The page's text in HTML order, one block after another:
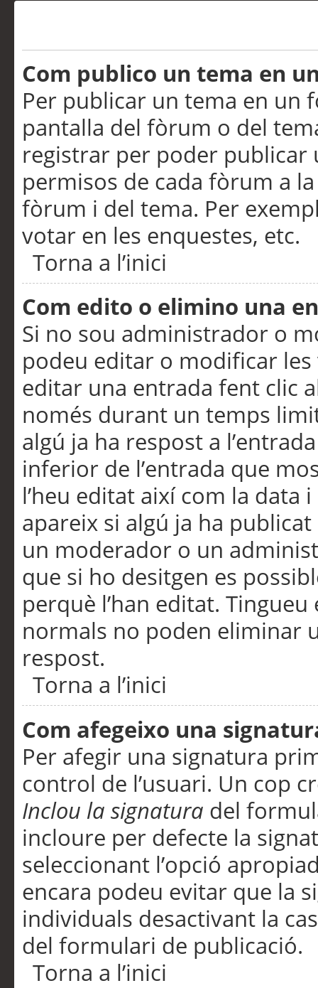
Com publico un tema en
Per publicar un tema en un
pantalla del fòrum o del
registrar per poder publicar
permisos de cada fòrum a
fòrum i del tema. Per
votar en les enquestes, etc.
Torna a l’inici
Com edito o elimino una
Si no sou administrador o
podeu editar o modificar
editar una entrada fent clic
només durant un temps
algú ja ha respost a
inferior de l’entrada que
l’heu editat així com la data
apareix si algú ja ha
un moderador o un
que si ho desitgen es
perquè l’han editat.
normals no poden eliminar
respost.
Torna a l’inici
Com afegeixo una
Per afegir una signatura
control de l’usuari. Un cop
Inclou la signatura del
incloure per defecte la
seleccionant l’opció
encara podeu evitar que la
individuals desactivant la
del formulari de publicació.
Torna a l’inici